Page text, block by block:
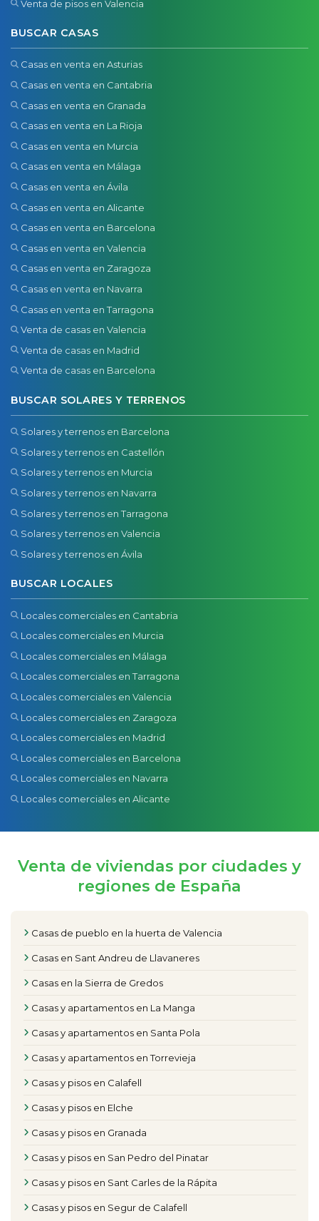
Venta de pisos en Valencia
BUSCAR CASAS
Casas en venta en Asturias
Casas en venta en Cantabria
Casas en venta en Granada
Casas en venta en La Rioja
Casas en venta en Murcia
Casas en venta en Málaga
Casas en venta en Ávila
Casas en venta en Alicante
Casas en venta en Barcelona
Casas en venta en Valencia
Casas en venta en Zaragoza
Casas en venta en Navarra
Casas en venta en Tarragona
Venta de casas en Valencia
Venta de casas en Madrid
Venta de casas en Barcelona
BUSCAR SOLARES Y TERRENOS
Solares y terrenos en Barcelona
Solares y terrenos en Castellón
Solares y terrenos en Murcia
Solares y terrenos en Navarra
Solares y terrenos en Tarragona
Solares y terrenos en Valencia
Solares y terrenos en Ávila
BUSCAR LOCALES
Locales comerciales en Cantabria
Locales comerciales en Murcia
Locales comerciales en Málaga
Locales comerciales en Tarragona
Locales comerciales en Valencia
Locales comerciales en Zaragoza
Locales comerciales en Madrid
Locales comerciales en Barcelona
Locales comerciales en Navarra
Locales comerciales en Alicante
Venta de viviendas por ciudades y
regiones de España
Casas de pueblo en la huerta de Valencia
Casas en Sant Andreu de Llavaneres
Casas en la Sierra de Gredos
Casas y apartamentos en La Manga
Casas y apartamentos en Santa Pola
Casas y apartamentos en Torrevieja
Casas y pisos en Calafell
Casas y pisos en Elche
Casas y pisos en Granada
Casas y pisos en San Pedro del Pinatar
Casas y pisos en Sant Carles de la Rápita
Casas y pisos en Segur de Calafell